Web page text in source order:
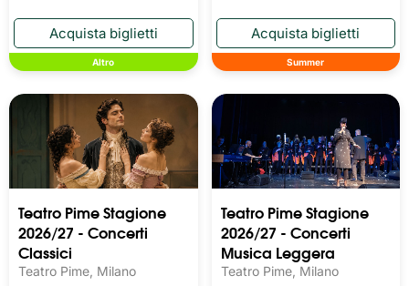
Altro Summer
Teatro Pime Stagione
2026/27 - Concerti
Classici
Teatro Pime, Milano
Teatro Pime Stagione
2026/27 - Concerti
Musica Leggera
Teatro Pime, Milano